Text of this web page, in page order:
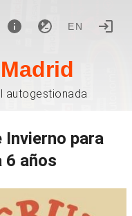
EN
autogestionada
Invierno para
6 años